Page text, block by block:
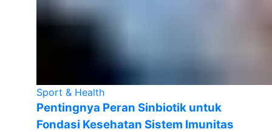
Sport & Health
Pentingnya Peran Sinbiotik untuk
Fondasi Kesehatan Sistem Imunitas